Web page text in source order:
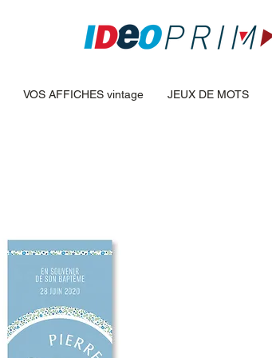
VOS AFFICHES vintage JEUX DE MOTS